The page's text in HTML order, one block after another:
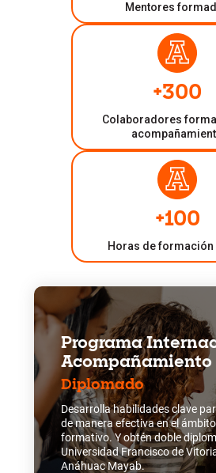
Mentores
+300
Colaboradores
+100
Horas de formación
Programa
Acompañamiento
Diplomado
Desarrolla habilidades clave
de manera efectiva en el
formativo. Y obtén doble
Universidad Francisco de
Anáhuac Mayab.